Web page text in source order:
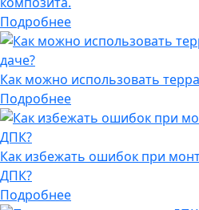
Подробнее
Как можно использовать
Подробнее
Как избежать ошибок при
ДПК?
Подробнее